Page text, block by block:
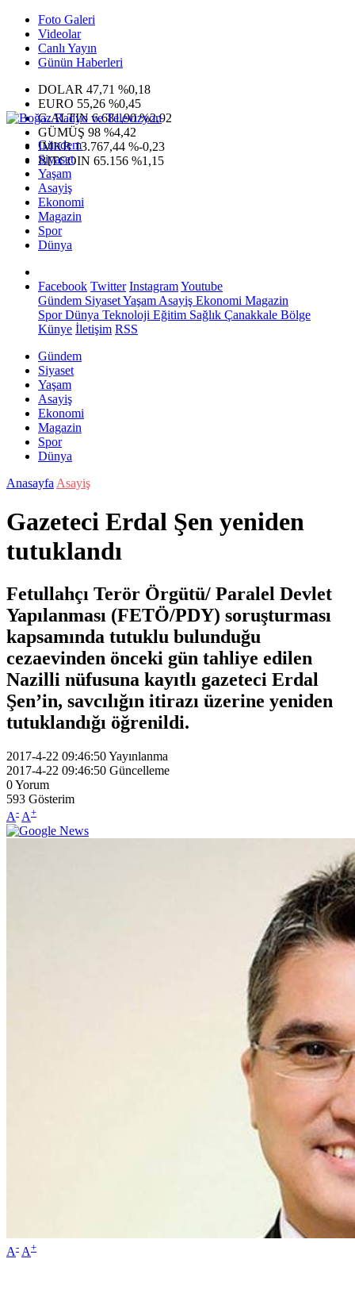
Foto Galeri
Videolar
Canlı Yayın
Günün Haberleri
DOLAR 47,71 %0,18
EURO 55,26 %0,45
G.ALTIN6.681,90 %2,92
GÜMÜŞ 98 %4,42
IMKB13.767,44 %-0,23
BITCOIN 65.156 %1,15
Gündem
Siyaset
Yaşam
Asayiş
Ekonomi
Magazin
Spor
Dünya
Facebook Twitter InstagramYoutube
Gündem SiyasetYaşam Asayiş Ekonomi Magazin
SporDünya Teknoloji Eğitim Sağlık Çanakkale Bölge
Künye İletişim RSS
Gündem
Siyaset
Yaşam
Asayiş
Ekonomi
Magazin
Spor
Dünya
Anasayfa Asayiş
Gazeteci Erdal Şen yeniden
tutuklandı
Fetullahçı Terör Örgütü/ Paralel Devlet
Yapılanması (FETÖ/PDY) soruşturması
kapsamında tutuklu bulunduğu
cezaevinden önceki gün tahliye edilen
Nazilli nüfusuna kayıtlı gazeteci Erdal
Şen’in, savcılığın itirazı üzerine yeniden
tutuklandığı öğrenildi.
2017-4-22 09:46:50Yayınlanma
2017-4-22 09:46:50 Güncelleme
0Yorum
593 Gösterim
A- A+
A- A+